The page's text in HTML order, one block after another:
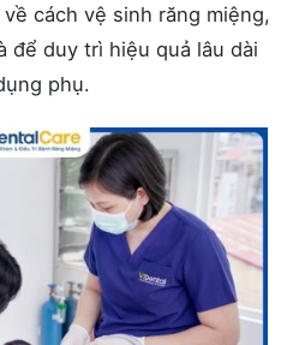
cách vệ sinh răng miệng,
để duy trì hiệu quả lâu dài
phụ.